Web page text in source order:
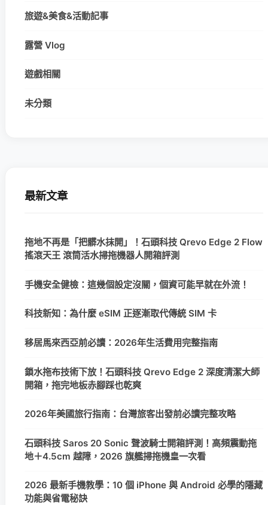
旅遊&美食&活動記事
露營 Vlog
遊戲相關
未分類
最新文章
拖地不再是「把髒水抹開」！石頭科技 Qrevo Edge 2 Flow
搖滾天王 滾筒活水掃拖機器人開箱評測
手機安全健檢：這幾個設定沒關，個資可能早就在外流！
科技新知：為什麼 eSIM 正逐漸取代傳統 SIM 卡
移居馬來西亞前必讀：2026年生活費用完整指南
鎖水拖布技術下放！石頭科技 Qrevo Edge 2 深度清潔大師
開箱，拖完地板赤腳踩也乾爽
2026年美國旅行指南：台灣旅客出發前必讀完整攻略
石頭科技 Saros 20 Sonic 聲波騎士開箱評測！高頻震動拖
地＋4.5cm 越障，2026 旗艦掃拖機皇一次看
2026 最新手機教學：10 個 iPhone 與 Android 必學的隱藏
功能與省電秘訣